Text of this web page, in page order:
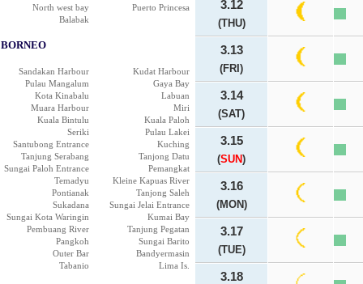
North west bay
Puerto Princesa
Balabak
BORNEO
Sandakan Harbour
Kudat Harbour
Pulau Mangalum
Gaya Bay
Kota Kinabalu
Labuan
Muara Harbour
Miri
Kuala Bintulu
Kuala Paloh
Seriki
Pulau Lakei
Santubong Entrance
Kuching
Tanjung Serabang
Tanjong Datu
Sungai Paloh Entrance
Pemangkat
Temadyu
Kleine Kapuas River
Pontianak
Tanjong Saleh
Sukadana
Sungai Jelai Entrance
Sungai Kota Waringin
Kumai Bay
Pembuang River
Tanjung Pegatan
Pangkoh
Sungai Barito
Outer Bar
Bandyermasin
Tabanio
Lima Is.
3.12
(THU)
3.13
(FRI)
3.14
(SAT)
3.15
(SUN)
3.16
(MON)
3.17
(TUE)
3.18